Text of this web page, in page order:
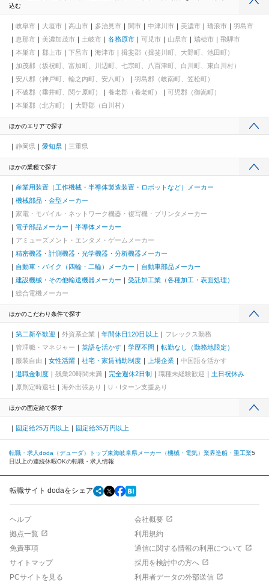
込む
岐阜市 大垣市 高山市 多治見市 関市 中津川市 美濃市 瑞浪市
羽島市
恵那市
美濃加茂市 土岐市 各務原市 可児市 山県市 瑞穂市
飛騨市
本巣市
郡上市 下呂市 海津市
揖斐郡（揖斐川町、大野町、池田町）
加茂郡（坂祝町、富加町、川辺町、七宗町、八百津町、白川町、東白川村）
安八郡（神戸町、輪之内町、安八町）
羽島郡（岐南町、笠松町）
不破郡（垂井町、関ケ原町）
養老郡（養老町）
可児郡（御嵩町）
本巣郡（北方町）
大野郡（白川村）
ほかのエリアで探す
静岡県 愛知県 三重県
ほかの業種で探す
産業用装置（工作機械・半導体製造装置・ロボットなど）メーカー
機械部品・金型メーカー
家電・モバイル・ネットワーク機器・複写機・プリンタメーカー
電子部品メーカー
半導体メーカー
アミューズメント・エンタメ・ゲームメーカー
精密機器・計測機器・光学機器・分析機器メーカー
自動車・バイク（四輪・二輪）メーカー
自動車部品メーカー
建設機械・その他輸送機器メーカー
受託加工業（各種加工・表面処理）
総合電機メーカー
ほかのこだわり条件で探す
第二新卒歓迎 外資系企業 年間休日120日以上
フレックス勤務
管理職・マネジャー
英語を活かす 学歴不問
転勤なし（勤務地限定）
服装自由
女性活躍 社宅・家賃補助制度 上場企業
中国語を活かす
退職金制度
残業20時間未満 完全週休2日制 職種未経験歓迎
土日祝休み
原則定時退社
海外出張あり U・Iターン支援あり
ほかの固定給で探す
固定給25万円以上 固定給35万円以上
転職・求人doda（デューダ）トップ東海岐阜県 メーカー（機械・電気）業界造船・重工業5
日以上の連続休暇OKの転職・求人情報
転職サイト dodaをシェア
ヘルプ
会社概要
拠点一覧
利用規約
免責事項
通信に関する情報の利用について
サイトマップ
採用を検討中の方へ
PCサイトを見る
利用者データの外部送信